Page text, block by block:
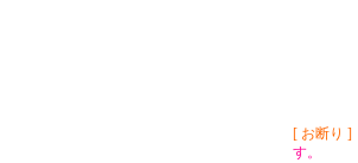
[ お断り ]
す。